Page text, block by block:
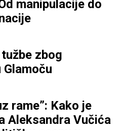
manipulacije do
zbog
rame”: Kako je
Aleksandra Vučića